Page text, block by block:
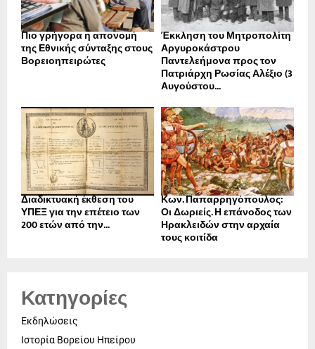
Πιο γρήγορα η απονοµή
της Εθνικής σύνταξης στους
Βορειοηπειρώτες
Έκκληση του Μητροπολίτη
Αργυροκάστρου
Παντελεήμονα προς τον
Πατριάρχη Ρωσίας Αλέξιο (3
Αυγούστου...
Διαδικτυακή έκθεση του
ΥΠΕΞ για την επέτειο των
200 ετών από την...
Κων. Παπαρρηγόπουλος:
Οι Δωριείς. Η επάνοδος των
Ηρακλειδών στην αρχαία
τους κοιτίδα
Κατηγορίες
Εκδηλώσεις
Ιστορία Βορείου Ηπείρου